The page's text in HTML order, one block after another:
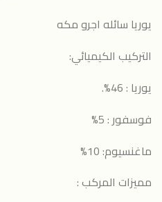
يوريا سائله اجرو مكه
التركيب الكيميائي:
يوريا : 46%.
فوسفور : 5%
ماغنسيوم: 10%
مميزات المركب :